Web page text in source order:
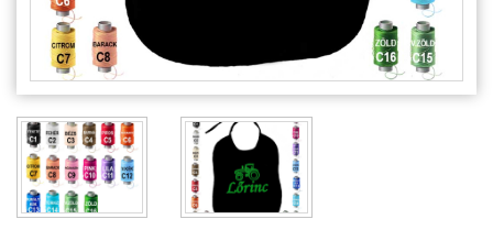
Party kellékek
Névnapi ajándékok
Vicces ajándékok
Foglalkozás szerint
Sport/Hobbi szerint